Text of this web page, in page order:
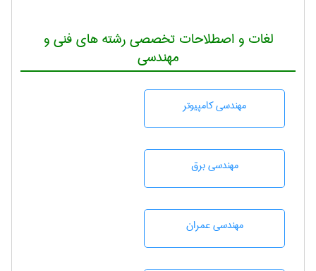
لغات و اصطلاحات تخصصی رشته های فنی و
مهندسی
مهندسی كامپيوتر
مهندسی برق
مهندسی عمران